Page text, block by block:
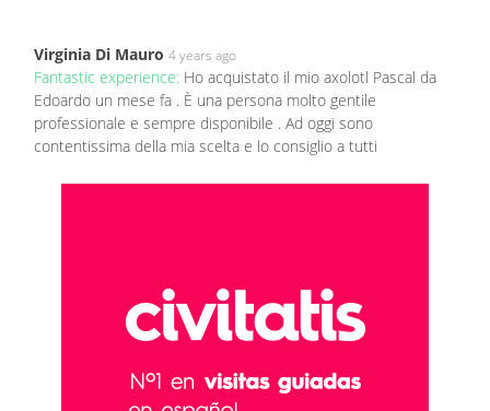
Virginia Di Mauro 4 years ago
Fantastic experience: Ho acquistato il mio axolotl Pascal da
Edoardo un mese fa . È una persona molto gentile
professionale e sempre disponibile . Ad oggi sono
contentissima della mia scelta e lo consiglio a tutti